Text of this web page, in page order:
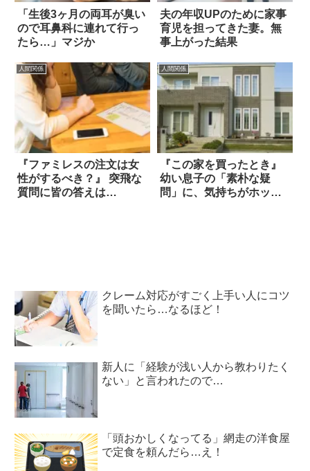
「生後3ヶ月の両耳が臭い
ので耳鼻科に連れて行っ
たら…」マジか
夫の年収UPのために家事
育児を担ってきた妻。無
事上がった結果
人間関係
『ファミレスの注文は女
性がするべき？』 突飛な
質問に皆の答えは…
人間関係
『この家を買ったとき』
幼い息子の「素朴な疑
問」に、気持ちがホッコ
クレーム対応がすごく上手い人にコツ
を聞いたら…なるほど！
新人に「経験が浅い人から教わりたく
ない」と言われたので…
「頭おかしくなってる」網走の洋食屋
で定食を頼んだら…え！